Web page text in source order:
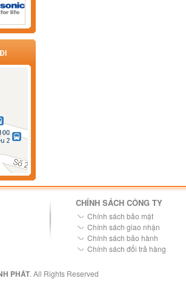
CHÍNH SÁCH CÔNG TY
Chính sách bảo mật
Chính sách giao nhận
Chính sách bảo hành
Chính sách đổi trả hàng
PHÁT. All Rights Reserved